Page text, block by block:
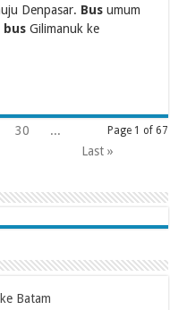
Denpasar. Bus umum
bus Gilimanuk ke
Page 1 of 67
30
...
Last »
Batam